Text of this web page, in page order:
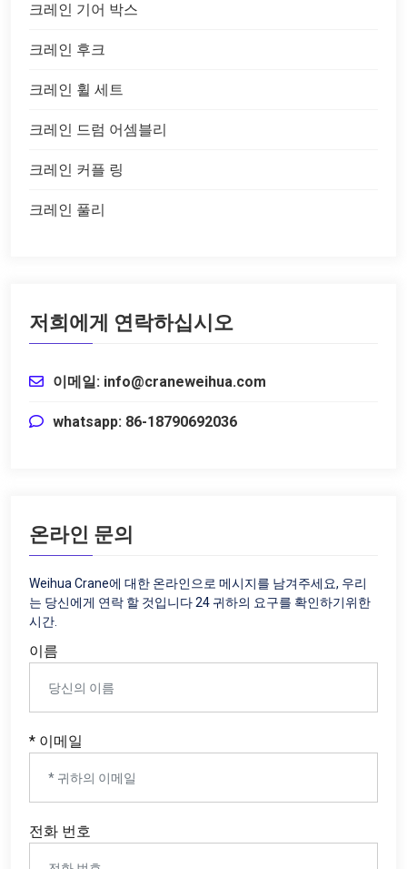
크레인 기어 박스
크레인 후크
크레인 휠 세트
크레인 드럼 어셈블리
크레인 커플 링
크레인 풀리
저희에게 연락하십시오
이메일: info@craneweihua.com
whatsapp: 86-18790692036
온라인 문의
Weihua Crane에 대한 온라인으로 메시지를 남겨주세요, 우리
는 당신에게 연락 할 것입니다 24 귀하의 요구를 확인하기위한
시간.
이름
* 이메일
전화 번호